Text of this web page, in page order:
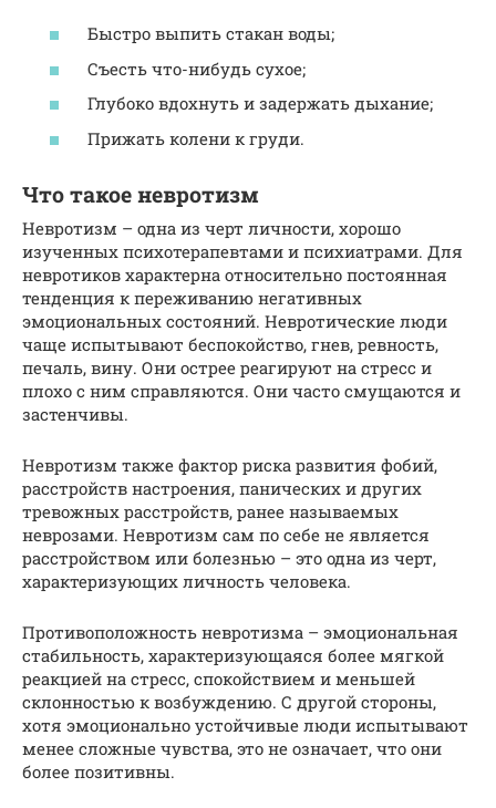
Быстро выпить стакан воды;
Съесть что-нибудь сухое;
Глубоко вдохнуть и задержать дыхание;
Прижать колени к груди.
Что такое невротизм
Невротизм – одна из черт личности, хорошо
изученных психотерапевтами и психиатрами. Для
невротиков характерна относительно постоянная
тенденция к переживанию негативных
эмоциональных состояний. Невротические люди
чаще испытывают беспокойство, гнев, ревность,
печаль, вину. Они острее реагируют на стресс и
плохо с ним справляются. Они часто смущаются и
застенчивы.
Невротизм также фактор риска развития фобий,
расстройств настроения, панических и других
тревожных расстройств, ранее называемых
неврозами. Невротизм сам по себе не является
расстройством или болезнью – это одна из черт,
характеризующих личность человека.
Противоположность невротизма – эмоциональная
стабильность, характеризующаяся более мягкой
реакцией на стресс, спокойствием и меньшей
склонностью к возбуждению. С другой стороны,
хотя эмоционально устойчивые люди испытывают
менее сложные чувства, это не означает, что они
более позитивны.